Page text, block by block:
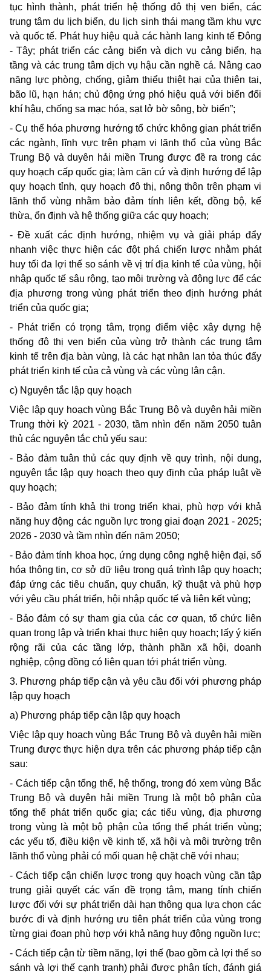
tục hình thành, phát triển hệ thống đô thị ven biển, các
trung tâm du lịch biển, du lịch sinh thái mang tầm khu vực
và quốc tế. Phát huy hiệu quả các hành lang kinh tế Đông
- Tây; phát triển các cảng biển và dịch vụ cảng biển, hạ
tầng và các trung tâm dịch vụ hậu cần nghề cá. Nâng cao
năng lực phòng, chống, giảm thiểu thiệt hại của thiên tai,
bão lũ, hạn hán; chủ động ứng phó hiệu quả với biến đổi
khí hậu, chống sa mạc hóa, sạt lở bờ sông, bờ biển”;
- Cụ thể hóa phương hướng tổ chức không gian phát triển
các ngành, lĩnh vực trên phạm vi lãnh thổ của vùng Bắc
Trung Bộ và duyên hải miền Trung được đề ra trong các
quy hoạch cấp quốc gia; làm căn cứ và định hướng để lập
quy hoạch tỉnh, quy hoạch đô thị, nông thôn trên phạm vi
lãnh thổ vùng nhằm bảo đảm tính liên kết, đồng bộ, kế
thừa, ổn định và hệ thống giữa các quy hoạch;
- Đề xuất các định hướng, nhiệm vụ và giải pháp đẩy
nhanh việc thực hiện các đột phá chiến lược nhằm phát
huy tối đa lợi thế so sánh về vị trí địa kinh tế của vùng, hội
nhập quốc tế sâu rộng, tạo môi trường và động lực để các
địa phương trong vùng phát triển theo định hướng phát
triển của quốc gia;
- Phát triển có trọng tâm, trọng điểm việc xây dựng hệ
thống đô thị ven biển của vùng trở thành các trung tâm
kinh tế trên địa bàn vùng, là các hạt nhân lan tỏa thúc đẩy
phát triển kinh tế của cả vùng và các vùng lân cận.
c) Nguyên tắc lập quy hoạch
Việc lập quy hoạch vùng Bắc Trung Bộ và duyên hải miền
Trung thời kỳ 2021 - 2030, tầm nhìn đến năm 2050 tuân
thủ các nguyên tắc chủ yếu sau:
- Bảo đảm tuân thủ các quy định về quy trình, nội dung,
nguyên tắc lập quy hoạch theo quy định của pháp luật về
quy hoạch;
- Bảo đảm tính khả thi trong triển khai, phù hợp với khả
năng huy động các nguồn lực trong giai đoạn 2021 - 2025;
2026 - 2030 và tầm nhìn đến năm 2050;
- Bảo đảm tính khoa học, ứng dụng công nghệ hiện đại, số
hóa thông tin, cơ sở dữ liệu trong quá trình lập quy hoạch;
đáp ứng các tiêu chuẩn, quy chuẩn, kỹ thuật và phù hợp
với yêu cầu phát triển, hội nhập quốc tế và liên kết vùng;
- Bảo đảm có sự tham gia của các cơ quan, tổ chức liên
quan trong lập và triển khai thực hiện quy hoạch; lấy ý kiến
rộng rãi của các tầng lớp, thành phần xã hội, doanh
nghiệp, cộng đồng có liên quan tới phát triển vùng.
3. Phương pháp tiếp cận và yêu cầu đối với phương pháp
lập quy hoạch
a) Phương pháp tiếp cận lập quy hoạch
Việc lập quy hoạch vùng Bắc Trung Bộ và duyên hải miền
Trung được thực hiện dựa trên các phương pháp tiếp cận
sau:
- Cách tiếp cận tổng thể, hệ thống, trong đó xem vùng Bắc
Trung Bộ và duyên hải miền Trung là một bộ phận của
tổng thể phát triển quốc gia; các tiểu vùng, địa phương
trong vùng là một bộ phận của tổng thể phát triển vùng;
các yếu tố, điều kiện về kinh tế, xã hội và môi trường trên
lãnh thổ vùng phải có mối quan hệ chặt chẽ với nhau;
- Cách tiếp cận chiến lược trong quy hoạch vùng cần tập
trung giải quyết các vấn đề trọng tâm, mang tính chiến
lược đối với sự phát triển dài hạn thông qua lựa chọn các
bước đi và định hướng ưu tiên phát triển của vùng trong
từng giai đoạn phù hợp với khả năng huy động nguồn lực;
- Cách tiếp cận từ tiềm năng, lợi thế (bao gồm cả lợi thế so
sánh và lợi thế cạnh tranh) phải được phân tích, đánh giá